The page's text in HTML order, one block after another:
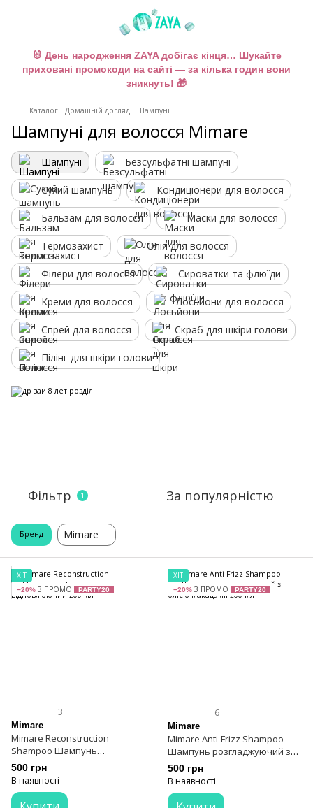
🐰 День народження ZAYA добігає кінця… Шукайте
приховані промокоди на сайті — за кілька годин вони
зникнуть! 🎁
Каталог Домашній догляд Шампуні
Шампуні для волосся Mimare
Шампуні Безсульфатні шампуні
Сухий шампунь Кондиціонери для волосся
Бальзам для волосся Маски для волосся
Термозахист Олія для волосся
Філери для волосся Сироватки та флюїди
Креми для волосся Лосьйони для волосся
Спрей для волосся Скраб для шкіри голови
Пілінг для шкіри голови
Фільтр 1 За популярністю
Бренд Mimare
ХІТ
−20% З ПРОМО PARTY20
3
Mimare
Mimare Reconstruction
Shampoo Шампунь
відновлюючий 200 мл
500 грн
В наявності
ХІТ
−20% З ПРОМО PARTY20
6
Mimare
Mimare Anti-Frizz Shampoo
Шампунь розгладжуючий з
олією макадамії 200 мл
500 грн
В наявності